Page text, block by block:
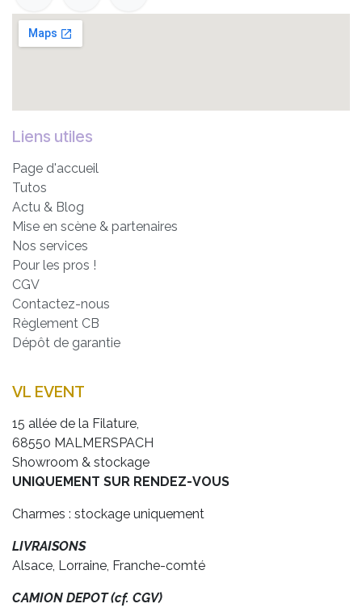
Liens utiles
Page d'accueil
Tutos
Actu & Blog
Mise en scène & partenaires
Nos services
Pour les pros !
CGV
Contactez-nous
Règlement CB
Dépôt de garantie
VL EVENT
15 allée de la Filature,
68550 MALMERSPACH
Showroom & stockage
UNIQUEMENT SUR RENDEZ-VOUS
Charmes : stockage uniquement
LIVRAISONS
Alsace, Lorraine, Franche-comté
CAMION DEPOT (cf. CGV)